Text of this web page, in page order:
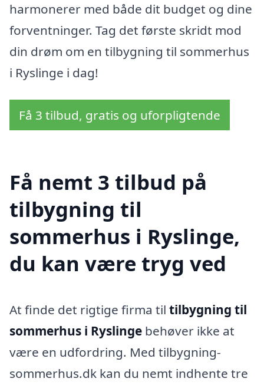
harmonerer med både dit budget og dine
forventninger. Tag det første skridt mod
din drøm om en tilbygning til sommerhus
i Ryslinge i dag!
Få 3 tilbud, gratis og uforpligtende
Få nemt 3 tilbud på
tilbygning til
sommerhus i Ryslinge,
du kan være tryg ved
At finde det rigtige firma til tilbygning til
sommerhus i Ryslinge behøver ikke at
være en udfordring. Med tilbygning-
sommerhus.dk kan du nemt indhente tre